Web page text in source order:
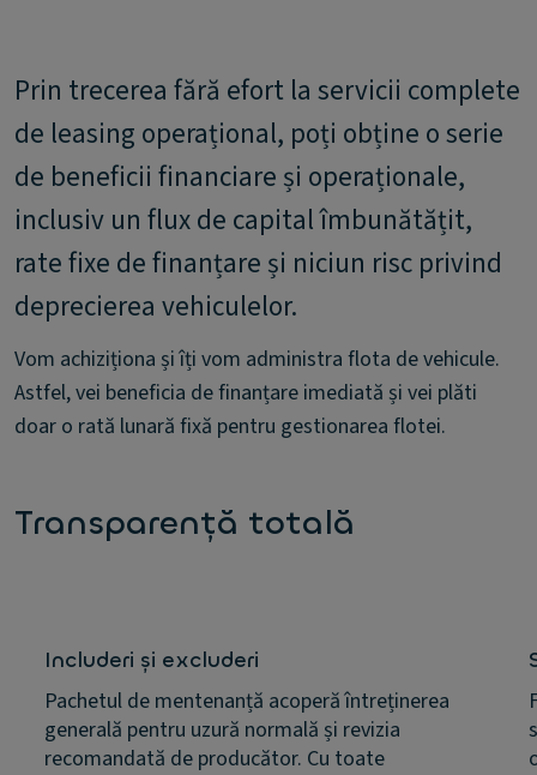
Prin trecerea fără efort la servicii complete
de leasing operațional, poți obține o serie
de beneficii financiare și operaționale,
inclusiv un flux de capital îmbunătățit,
rate fixe de finanțare și niciun risc privind
deprecierea vehiculelor.
Vom achiziționa și îți vom administra flota de vehicule.
Astfel, vei beneficia de finanțare imediată și vei plăti
doar o rată lunară fixă pentru gestionarea flotei.
Transparență totală
Includeri și excluderi
Pachetul de mentenanță acoperă întreținerea
generală pentru uzură normală și revizia
recomandată de producător. Cu toate